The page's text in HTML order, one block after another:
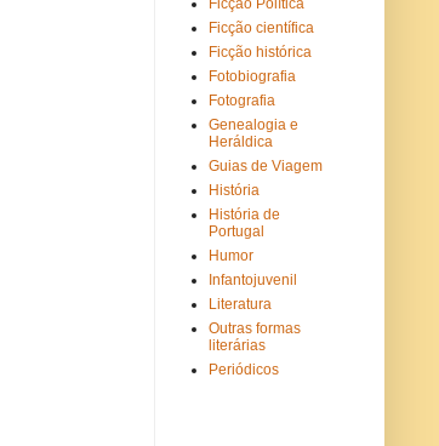
Ficção Política
Ficção científica
Ficção histórica
Fotobiografia
Fotografia
Genealogia e
Heráldica
Guias de Viagem
História
História de
Portugal
Humor
Infantojuvenil
Literatura
Outras formas
literárias
Periódicos